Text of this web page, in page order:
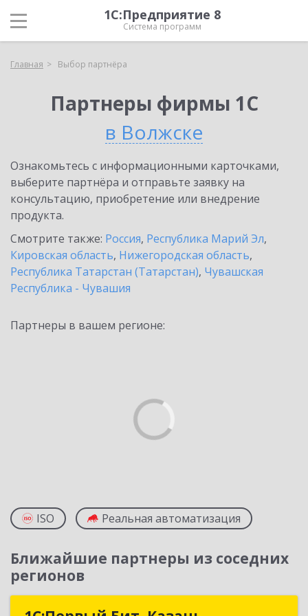
1С:Предприятие 8
Система программ
Главная Выбор партнёра
Партнеры фирмы 1С
в Волжске
Ознакомьтесь с информационными карточками,
выберите партнёра и отправьте заявку на
консультацию, приобретение или внедрение
продукта.
Смотрите также: Россия, Республика Марий Эл,
Кировская область, Нижегородская область,
Республика Татарстан (Татарстан), Чувашская
Республика - Чувашия
Партнеры в вашем регионе:
ISO Реальная автоматизация
Ближайшие партнеры из соседних
регионов